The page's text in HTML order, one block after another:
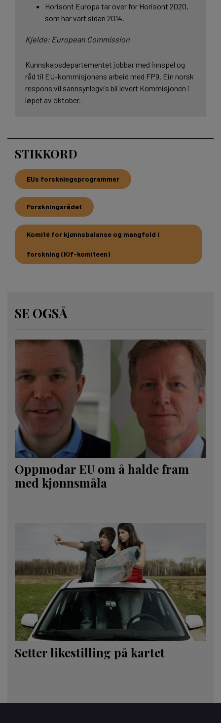
Horisont Europa tar over for Horisont 2020,
som har vart sidan 2014.
Kjelde: European Commission
Kunnskapsdepartementet jobbar med innspel og
råd til EU-kommisjonens arbeid med FP9. Ein norsk
respons vil sannsynlegvis bli levert Kommisjonen i
løpet av oktober.
STIKKORD
EUs forskningsprogrammer
Forskningsrådet
Komité for kjønnsbalanse og mangfold i
forskning (Kif-komiteen)
SE OGSÅ
Oppmodar EU om å halde fram
med kjønnsmåla
Setter likestilling på kartet